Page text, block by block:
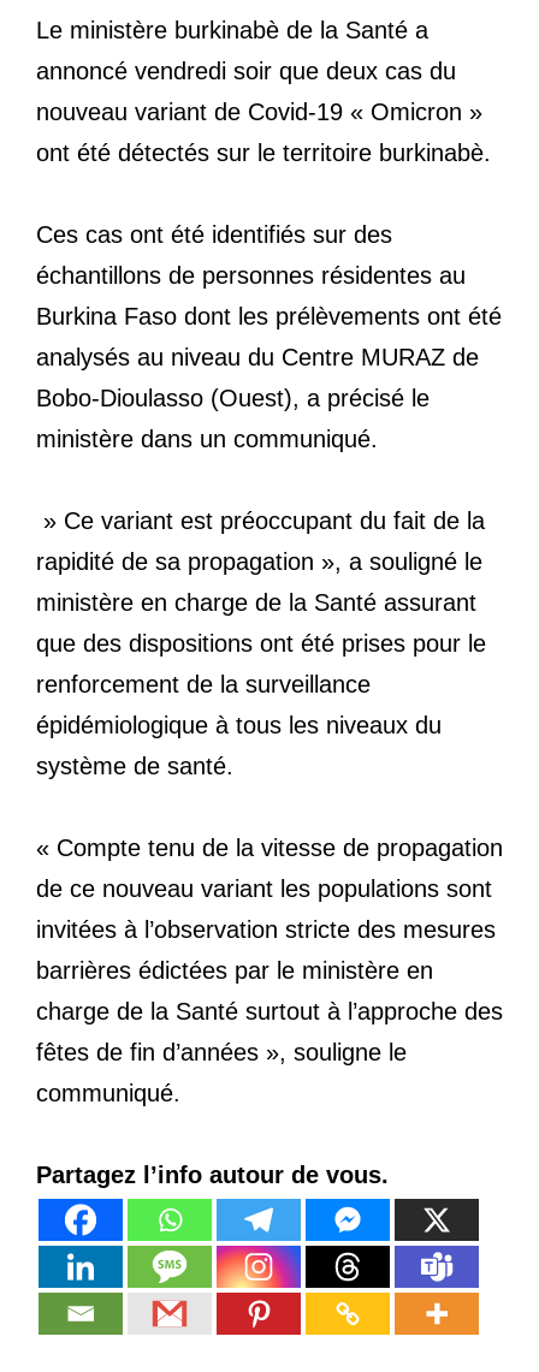
Le ministère burkinabè de la Santé a
annoncé vendredi soir que deux cas du
nouveau variant de Covid-19 « Omicron »
ont été détectés sur le territoire burkinabè.
Ces cas ont été identifiés sur des
échantillons de personnes résidentes au
Burkina Faso dont les prélèvements ont été
analysés au niveau du Centre MURAZ de
Bobo-Dioulasso (Ouest), a précisé le
ministère dans un communiqué.
» Ce variant est préoccupant du fait de la
rapidité de sa propagation », a souligné le
ministère en charge de la Santé assurant
que des dispositions ont été prises pour le
renforcement de la surveillance
épidémiologique à tous les niveaux du
système de santé.
« Compte tenu de la vitesse de propagation
de ce nouveau variant les populations sont
invitées à l’observation stricte des mesures
barrières édictées par le ministère en
charge de la Santé surtout à l’approche des
fêtes de fin d’années », souligne le
communiqué.
Partagez l’info autour de vous.